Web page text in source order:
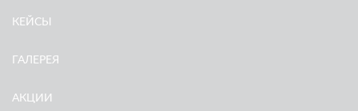
КЕЙСЫ
ГАЛЕРЕЯ
АКЦИИ